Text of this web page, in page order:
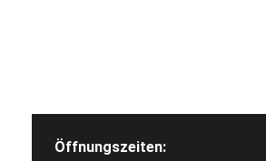
Öffnungszeiten: